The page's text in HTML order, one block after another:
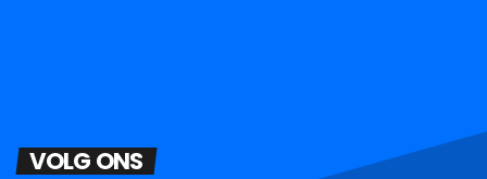
VOLG ONS